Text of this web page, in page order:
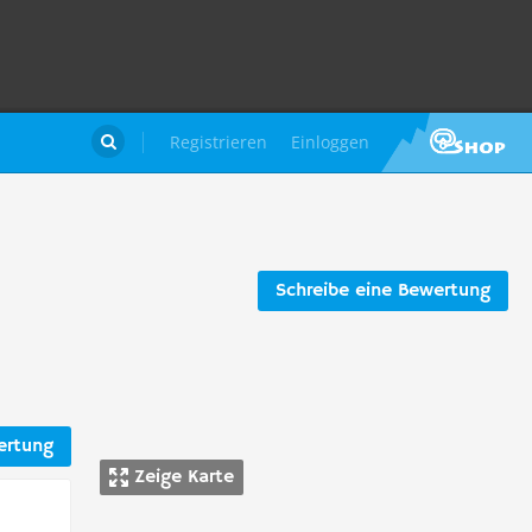
Registrieren Einloggen

Schreibe eine Bewertung
Zeige Karte